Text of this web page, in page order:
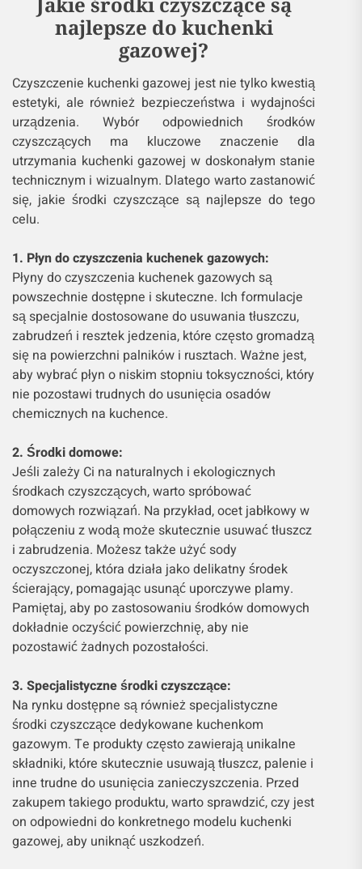
najlepsze do kuchenki
gazowej?
Czyszczenie kuchenki gazowej jest nie tylko kwestią
estetyki, ale również bezpieczeństwa i wydajności
urządzenia. Wybór odpowiednich środków
czyszczących ma kluczowe znaczenie dla
utrzymania kuchenki gazowej w doskonałym stanie
technicznym i wizualnym. Dlatego warto zastanowić
się, jakie środki czyszczące są najlepsze do tego
celu.
1. Płyn do czyszczenia kuchenek gazowych:
Płyny do czyszczenia kuchenek gazowych są
powszechnie dostępne i skuteczne. Ich formulacje
są specjalnie dostosowane do usuwania tłuszczu,
zabrudzeń i resztek jedzenia, które często gromadzą
się na powierzchni palników i rusztach. Ważne jest,
aby wybrać płyn o niskim stopniu toksyczności, który
nie pozostawi trudnych do usunięcia osadów
chemicznych na kuchence.
2. Środki domowe:
Jeśli zależy Ci na naturalnych i ekologicznych
środkach czyszczących, warto spróbować
domowych rozwiązań. Na przykład, ocet jabłkowy w
połączeniu z wodą może skutecznie usuwać tłuszcz
i zabrudzenia. Możesz także użyć sody
oczyszczonej, która działa jako delikatny środek
ścierający, pomagając usunąć uporczywe plamy.
Pamiętaj, aby po zastosowaniu środków domowych
dokładnie oczyścić powierzchnię, aby nie
pozostawić żadnych pozostałości.
3. Specjalistyczne środki czyszczące:
Na rynku dostępne są również specjalistyczne
środki czyszczące dedykowane kuchenkom
gazowym. Te produkty często zawierają unikalne
składniki, które skutecznie usuwają tłuszcz, palenie i
inne trudne do usunięcia zanieczyszczenia. Przed
zakupem takiego produktu, warto sprawdzić, czy jest
on odpowiedni do konkretnego modelu kuchenki
gazowej, aby uniknąć uszkodzeń.